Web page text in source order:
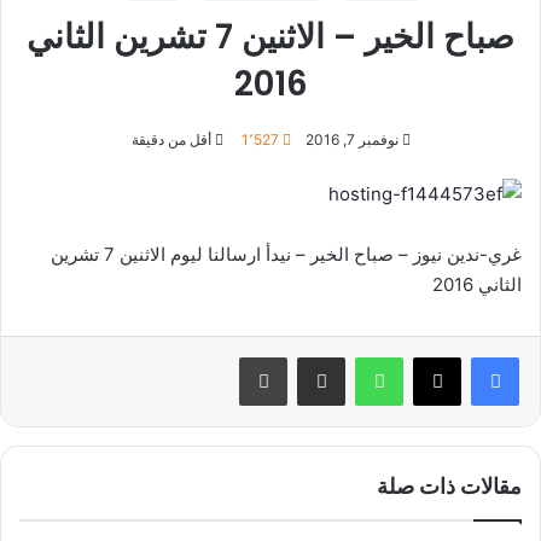
صباح الخير – الاثنين 7 تشرين الثاني
2016
نوفمبر 7, 2016 1٬527 أقل من دقيقة
غري-ندين نيوز – صباح الخير – نيدأ ارسالنا ليوم الاثنين 7 تشرين
الثاني 2016
واتساب مشاركة عبر البريد طباعة
مقالات ذات صلة